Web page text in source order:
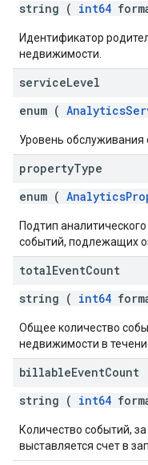
string ( int64
Идентификатор
недвижимости.
serviceLevel
enum (
Уровень
propertyType
enum (
Подтип
событий, подлежащих
totalEventCount
string ( int64
Общее количество
недвижимости в
billableEventCount
string ( int64
Количество событий,
выставляется счет в